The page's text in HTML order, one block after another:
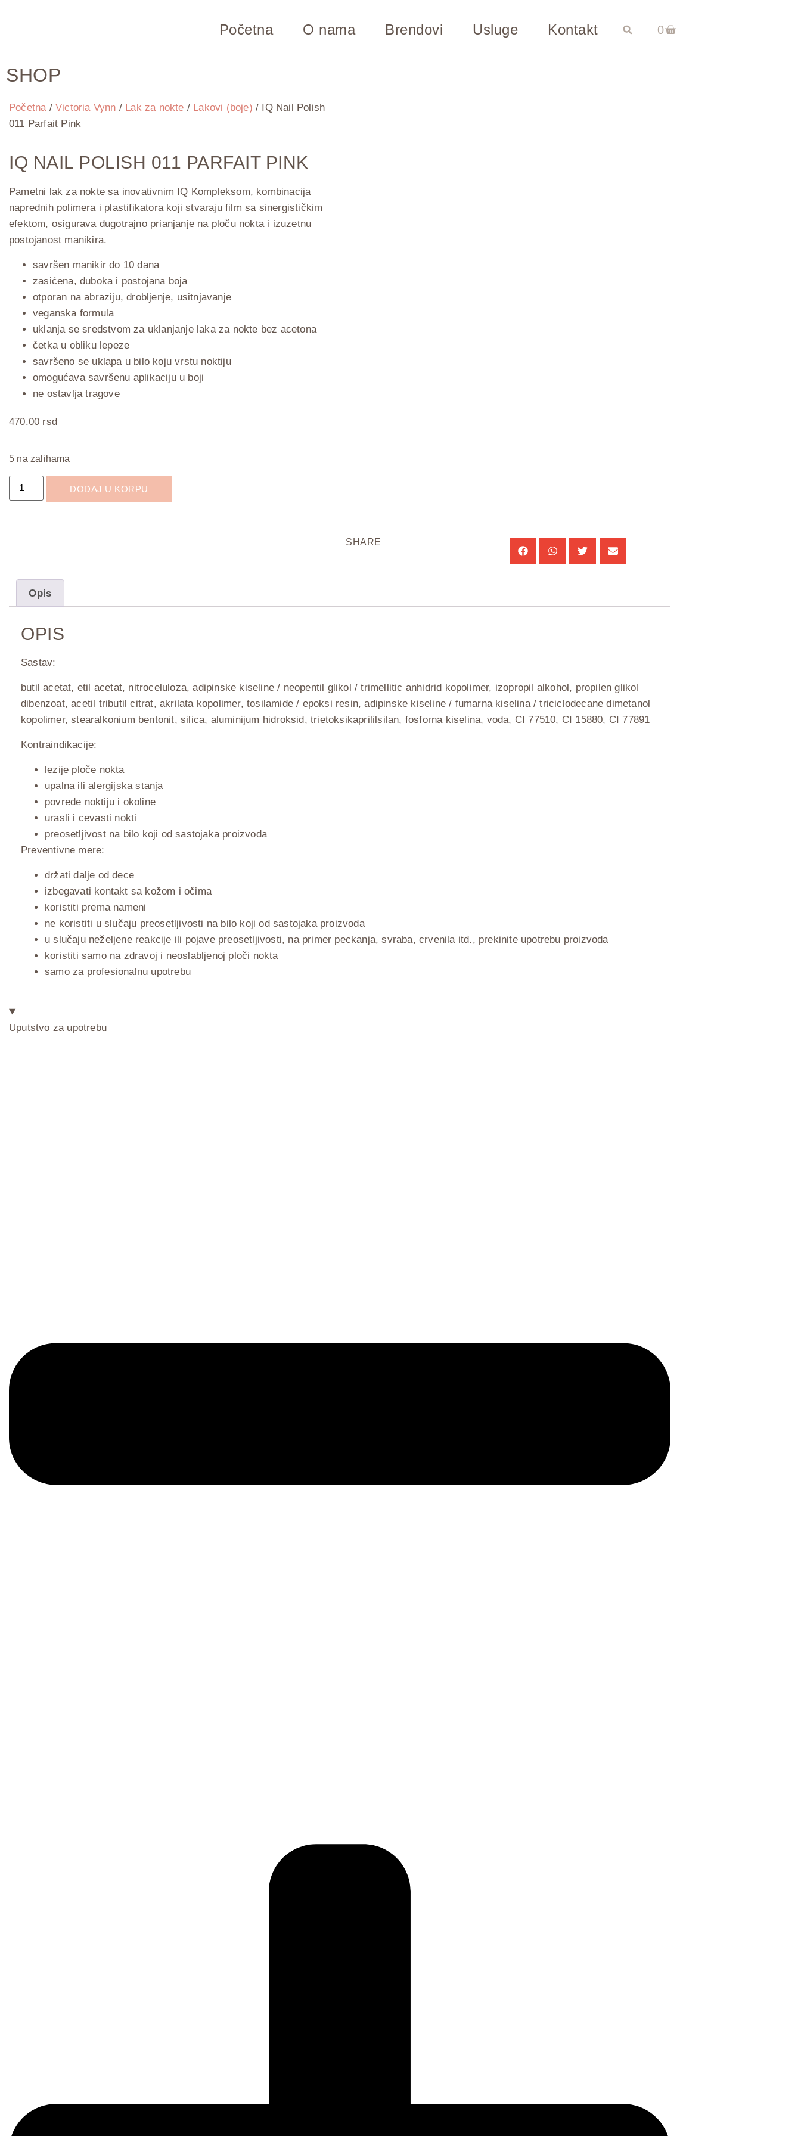
Početna O nama Brendovi Usluge Kontakt 0
SHOP
Početna/Victoria Vynn / Lak za nokte / Lakovi (boje) / IQ Nail Polish
011 Parfait Pink
IQ NAIL POLISH 011 PARFAIT PINK
Pametni lak za nokte sa inovativnim IQ Kompleksom, kombinacija
naprednih polimera i plastifikatora koji stvaraju film sa sinergističkim
efektom, osigurava dugotrajno prianjanje na ploču nokta i izuzetnu
postojanost manikira.
savršen manikir do 10 dana
zasićena, duboka i postojana boja
otporan na abraziju, drobljenje, usitnjavanje
veganska formula
uklanja se sredstvom za uklanjanje laka za nokte bez acetona
četka u obliku lepeze
savršeno se uklapa u bilo koju vrstu noktiju
omogućava savršenu aplikaciju u boji
ne ostavlja tragove
470.00 rsd
5 na zalihama
DODAJ U KORPU
SHARE
Opis
OPIS
Sastav:
butil acetat, etil acetat, nitroceluloza, adipinske kiseline / neopentil glikol / trimellitic anhidrid kopolimer, izopropil alkohol, propilen glikol
dibenzoat, acetil tributil citrat, akrilata kopolimer, tosilamide / epoksi resin, adipinske kiseline / fumarna kiselina / triciclodecane dimetanol
kopolimer, stearalkonium bentonit, silica, aluminijum hidroksid, trietoksikaprililsilan, fosforna kiselina, voda, CI 77510, CI 15880, CI 77891
Kontraindikacije:
lezije ploče nokta
upalna ili alergijska stanja
povrede noktiju i okoline
urasli i cevasti nokti
preosetljivost na bilo koji od sastojaka proizvoda
Preventivne mere:
držati dalje od dece
izbegavati kontakt sa kožom i očima
koristiti prema nameni
ne koristiti u slučaju preosetljivosti na bilo koji od sastojaka proizvoda
u slučaju neželjene reakcije ili pojave preosetljivosti, na primer peckanja, svraba, crvenila itd., prekinite upotrebu proizvoda
koristiti samo na zdravoj i neoslabljenoj ploči nokta
samo za profesionalnu upotrebu
Uputstvo za upotrebu